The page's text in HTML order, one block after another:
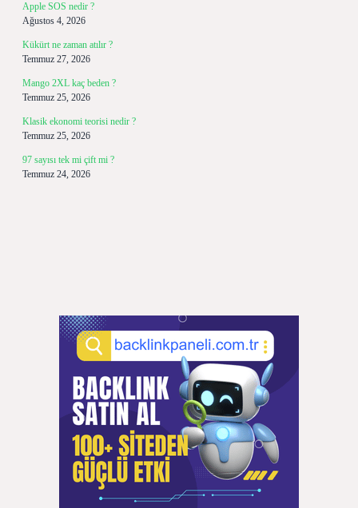
Apple SOS nedir ?
Ağustos 4, 2026
Kükürt ne zaman atılır ?
Temmuz 27, 2026
Mango 2XL kaç beden ?
Temmuz 25, 2026
Klasik ekonomi teorisi nedir ?
Temmuz 25, 2026
97 sayısı tek mi çift mi ?
Temmuz 24, 2026